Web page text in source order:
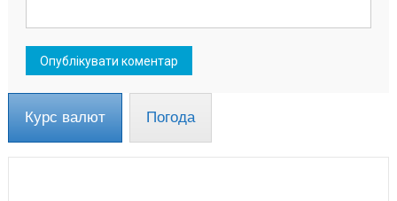
Курс валют Погода